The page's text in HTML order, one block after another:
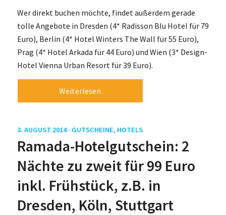
Wer direkt buchen möchte, findet außerdem gerade
tolle Angebote in Dresden (4* Radisson Blu Hotel für 79
Euro), Berlin (4* Hotel Winters The Wall für 55 Euro),
Prag (4* Hotel Arkada für 44 Euro) und Wien (3* Design-
Hotel Vienna Urban Resort für 39 Euro).
Weiterlesen
3. AUGUST 2014 · GUTSCHEINE, HOTELS
Ramada-Hotelgutschein: 2
Nächte zu zweit für 99 Euro
inkl. Frühstück, z.B. in
Dresden, Köln, Stuttgart